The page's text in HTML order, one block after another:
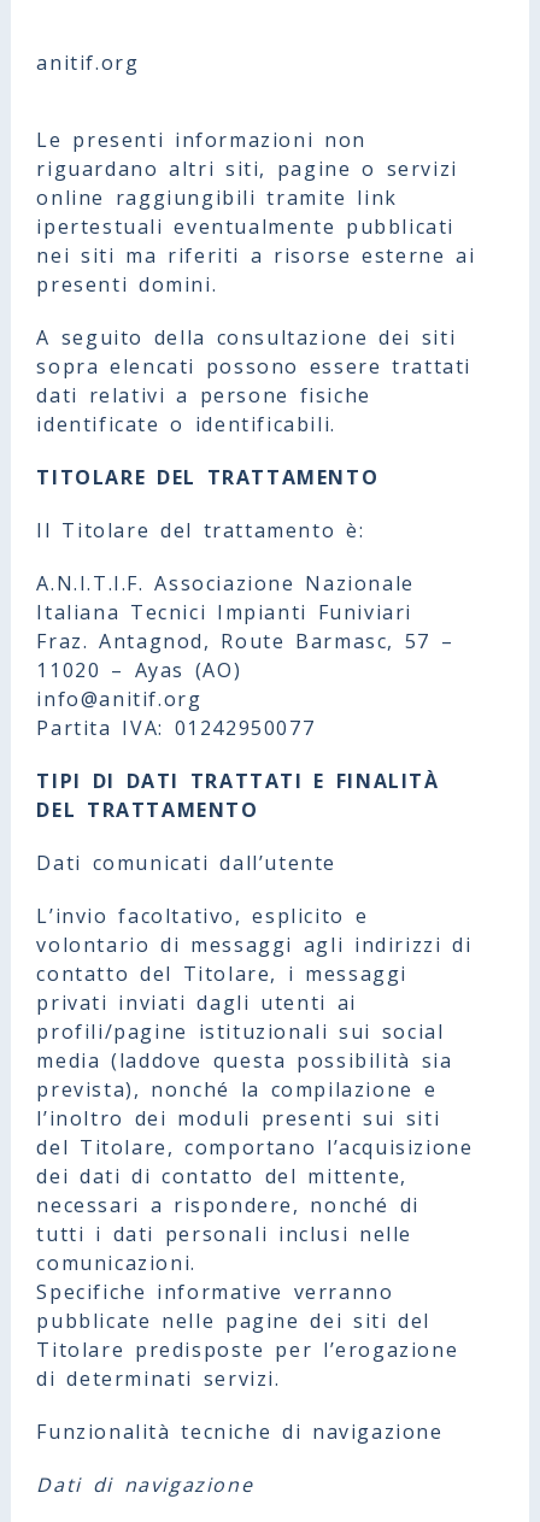
anitif.org
Le presenti informazioni non
riguardano altri siti, pagine o servizi
online raggiungibili tramite link
ipertestuali eventualmente pubblicati
nei siti ma riferiti a risorse esterne ai
presenti domini.
A seguito della consultazione dei siti
sopra elencati possono essere trattati
dati relativi a persone fisiche
identificate o identificabili.
TITOLARE DEL TRATTAMENTO
Il Titolare del trattamento è:
A.N.I.T.I.F. Associazione Nazionale
Italiana Tecnici Impianti Funiviari
Fraz. Antagnod, Route Barmasc, 57 –
11020 – Ayas (AO)
info@anitif.org
Partita IVA: 01242950077
TIPI DI DATI TRATTATI E FINALITÀ
DEL TRATTAMENTO
Dati comunicati dall’utente
L’invio facoltativo, esplicito e
volontario di messaggi agli indirizzi di
contatto del Titolare, i messaggi
privati inviati dagli utenti ai
profili/pagine istituzionali sui social
media (laddove questa possibilità sia
prevista), nonché la compilazione e
l’inoltro dei moduli presenti sui siti
del Titolare, comportano l’acquisizione
dei dati di contatto del mittente,
necessari a rispondere, nonché di
tutti i dati personali inclusi nelle
comunicazioni.
Specifiche informative verranno
pubblicate nelle pagine dei siti del
Titolare predisposte per l’erogazione
di determinati servizi.
Funzionalità tecniche di navigazione
Dati di navigazione